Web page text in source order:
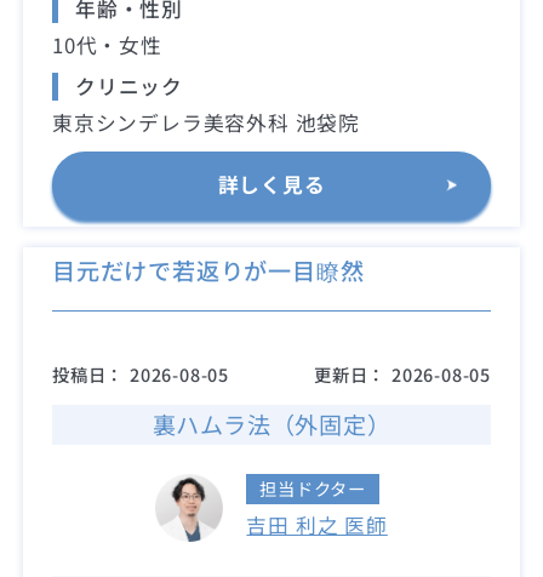
年齢・性別
10代・女性
クリニック
東京シンデレラ美容外科 池袋院
詳しく見る
目元だけで若返りが一目瞭然
投稿日： 2026-08-05 更新日： 2026-08-05
裏ハムラ法（外固定）
担当ドクター
吉田 利之 医師